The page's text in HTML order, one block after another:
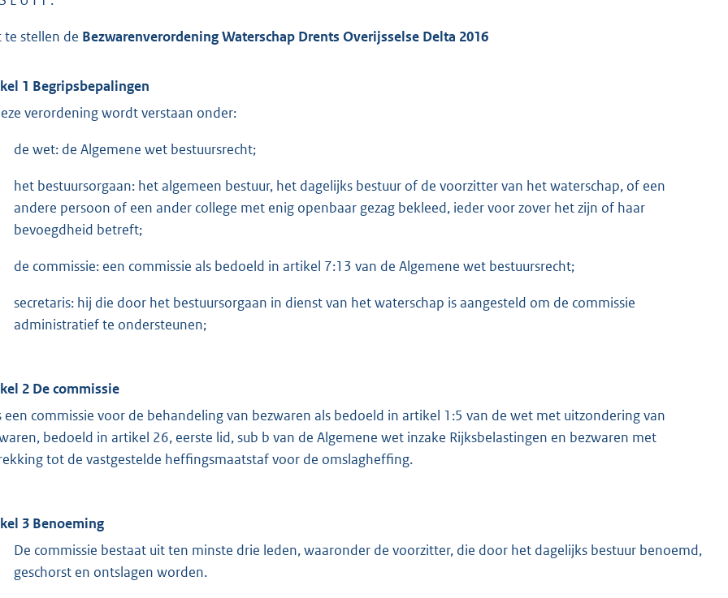
te stellen de Bezwarenverordening Waterschap Drents Overijsselse Delta 2016
1 Begripsbepalingen
verordening wordt verstaan onder:
de wet: de Algemene wet bestuursrecht;
het bestuursorgaan: het algemeen bestuur, het dagelijks bestuur of de voorzitter van het waterschap, of een
andere persoon of een ander college met enig openbaar gezag bekleed, ieder voor zover het zijn of haar
bevoegdheid betreft;
de commissie: een commissie als bedoeld in artikel 7:13 van de Algemene wet bestuursrecht;
secretaris: hij die door het bestuursorgaan in dienst van het waterschap is aangesteld om de commissie
administratief te ondersteunen;
2 De commissie
een commissie voor de behandeling van bezwaren als bedoeld in artikel 1:5 van de wet met uitzondering van
bedoeld in artikel 26, eerste lid, sub b van de Algemene wet inzake Rijksbelastingen en bezwaren met
tot de vastgestelde heffingsmaatstaf voor de omslagheffing.
3 Benoeming
De commissie bestaat uit ten minste drie leden, waaronder de voorzitter, die door het dagelijks bestuur benoemd,
geschorst en ontslagen worden.